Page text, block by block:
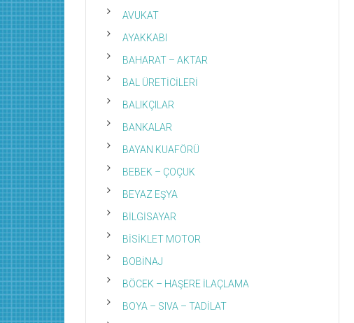
AVUKAT
AYAKKABI
BAHARAT – AKTAR
BAL ÜRETİCİLERİ
BALIKÇILAR
BANKALAR
BAYAN KUAFÖRÜ
BEBEK – ÇOÇUK
BEYAZ EŞYA
BİLGİSAYAR
BİSİKLET MOTOR
BOBİNAJ
BÖCEK – HAŞERE İLAÇLAMA
BOYA – SIVA – TADİLAT